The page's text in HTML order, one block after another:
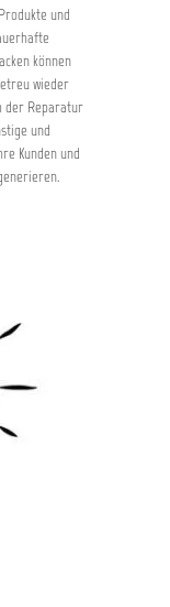
und
können
wieder
der Reparatur
und
Kunden und